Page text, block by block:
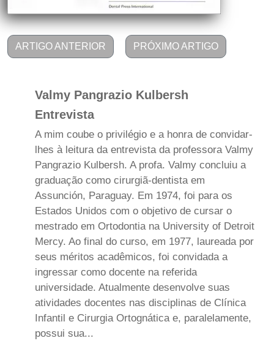
ARTIGO ANTERIOR PRÓXIMO ARTIGO
Valmy Pangrazio Kulbersh
Entrevista
A mim coube o privilégio e a honra de convidar-
lhes à leitura da entrevista da professora Valmy
Pangrazio Kulbersh. A profa. Valmy concluiu a
graduação como cirurgiã-dentista em
Assunción, Paraguay. Em 1974, foi para os
Estados Unidos com o objetivo de cursar o
mestrado em Ortodontia na University of Detroit
Mercy. Ao final do curso, em 1977, laureada por
seus méritos acadêmicos, foi convidada a
ingressar como docente na referida
universidade. Atualmente desenvolve suas
atividades docentes nas disciplinas de Clínica
Infantil e Cirurgia Ortognática e, paralelamente,
possui sua...